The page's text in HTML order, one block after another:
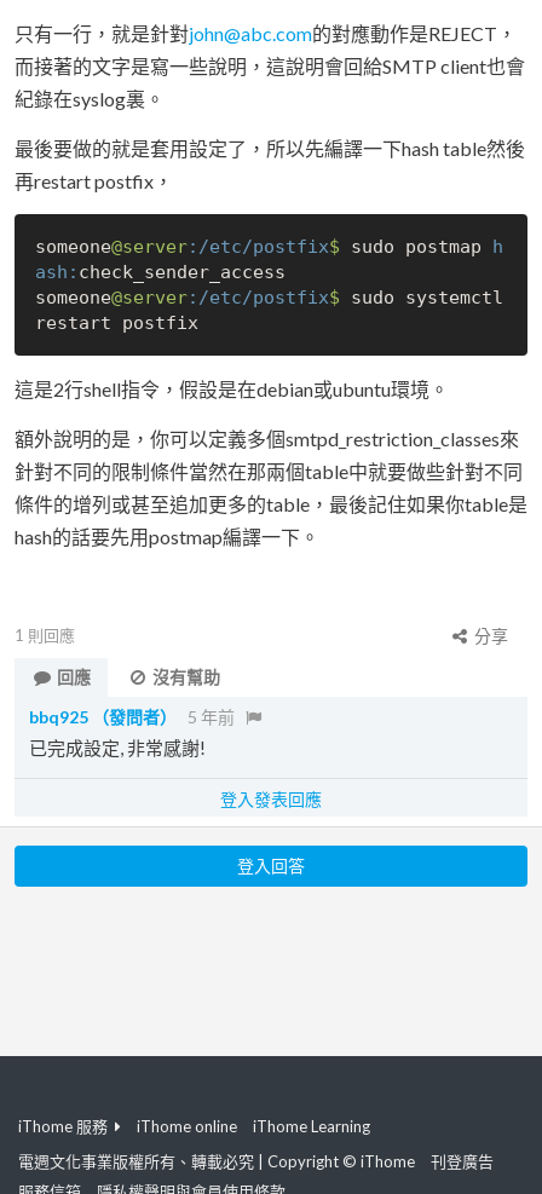
只有一行，就是針對john@abc.com的對應動作是REJECT，
而接著的文字是寫一些說明，這說明會回給SMTP client也會
紀錄在syslog裏。
最後要做的就是套用設定了，所以先編譯一下hash table然後
再restart postfix，
someone@server:/etc/postfix$ sudo postmap h
ash: check_sender_access
someone@server:/etc/postfix$ sudo systemctl
這是2行shell指令，假設是在debian或ubuntu環境。
額外說明的是，你可以定義多個smtpd_restriction_classes來
針對不同的限制條件當然在那兩個table中就要做些針對不同
條件的增列或甚至追加更多的table，最後記住如果你table是
hash的話要先用postmap編譯一下。
1 則回應
分享
回應
沒有幫助
bbq925
（發問者） 5 年前
已完成設定, 非常感謝!
登入發表回應
登入回答
iThome 服務 iThome online
iThome Learning
電週文化事業版權所有、轉載必究 | Copyright © iThome
刊登廣告